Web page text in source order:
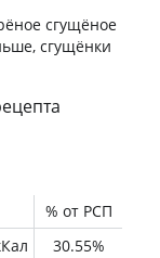
сгущёное
сгущёнки
% от РСП
30.55%